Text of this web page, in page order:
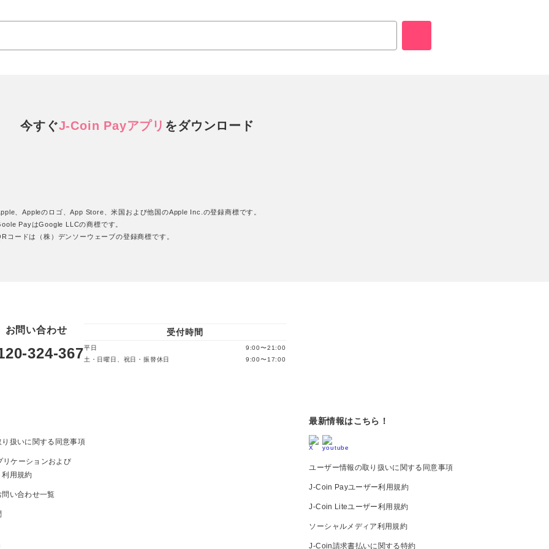
今すぐJ-Coin Payアプリ をダウンロード
、Appleのロゴ、App Store、米国および他国のApple Inc.の登録商標です。
PayはGoogle LLCの商標です。
コードは（株）デンソーウェーブの登録商標です。
お問い合わせ
324-367
受付時間
平日
9:00〜21:00
土・日曜日、祝日・振替休日
9:00〜17:00
扱いに関する同意事項
ケーションおよび
用規約
い合わせ一覧
最新情報はこちら！
ユーザー情報の取り扱いに関する同意事項
J-Coin Payユーザー利用規約
J-Coin Liteユーザー利用規約
ソーシャルメディア利用規約
J-Coin請求書払いに関する特約